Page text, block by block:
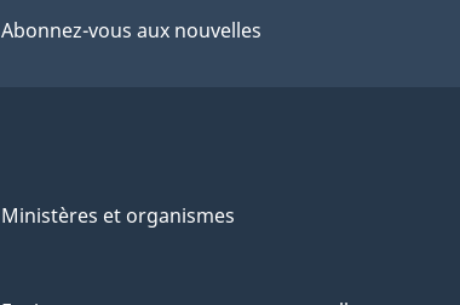
Abonnez-vous aux nouvelles
Ministères et organismes